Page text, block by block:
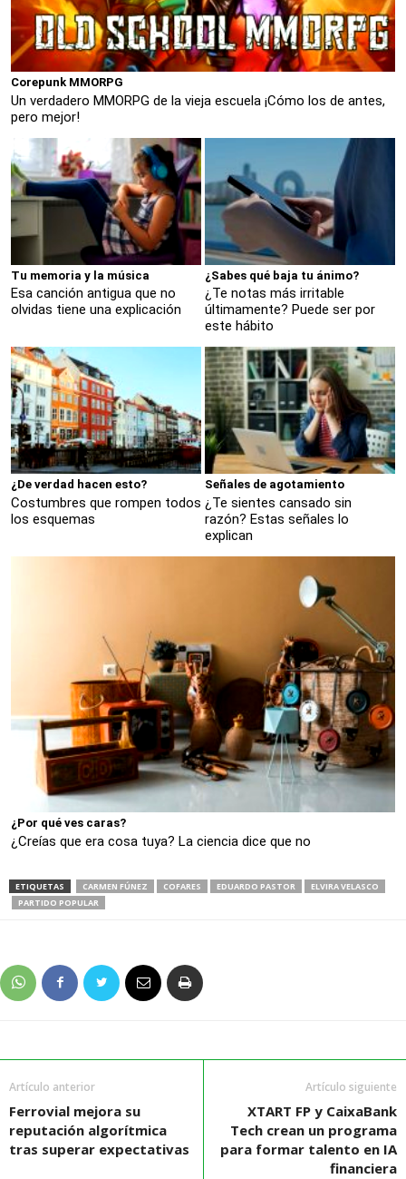
Corepunk MMORPG
Un verdadero MMORPG de la vieja escuela ¡Cómo los de antes,
pero mejor!
Tu memoria y la música
Esa canción antigua que no
olvidas tiene una explicación
¿Sabes qué baja tu ánimo?
¿Te notas más irritable
últimamente? Puede ser por
este hábito
¿De verdad hacen esto?
Costumbres que rompen todos
los esquemas
Señales de agotamiento
¿Te sientes cansado sin
razón? Estas señales lo
explican
¿Por qué ves caras?
¿Creías que era cosa tuya? La ciencia dice que no
ETIQUETAS CARMEN FÚNEZ COFARES EDUARDO PASTOR
ELVIRA VELASCO
PARTIDO POPULAR
Artículo anterior
Ferrovial mejora su
reputación algorítmica
tras superar expectativas
Artículo siguiente
XTART FP y CaixaBank
Tech crean un programa
para formar talento en IA
financiera